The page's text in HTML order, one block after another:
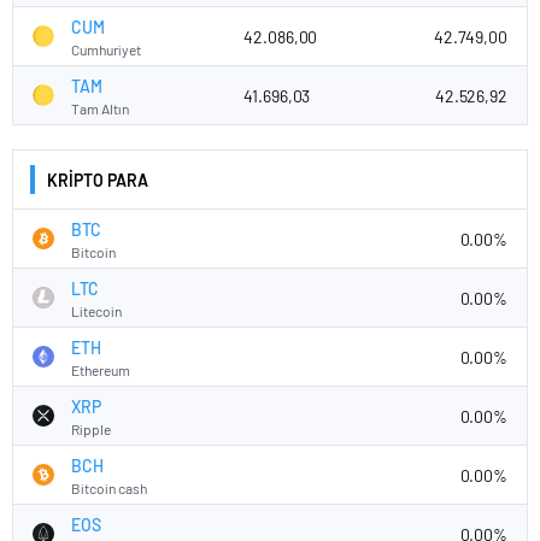
CUM
Cumhuriyet
42.086,00 42.749,00
TAM
Tam Altın
41.696,03 42.526,92
KRİPTO PARA
BTC
Bitcoin
0.00%
LTC
Litecoin
0.00%
ETH
Ethereum
0.00%
XRP
Ripple
0.00%
BCH
Bitcoin cash
0.00%
EOS 0.00%